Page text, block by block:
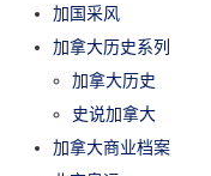
加国采风
加拿大历史系列
加拿大历史
史说加拿大
加拿大商业档案